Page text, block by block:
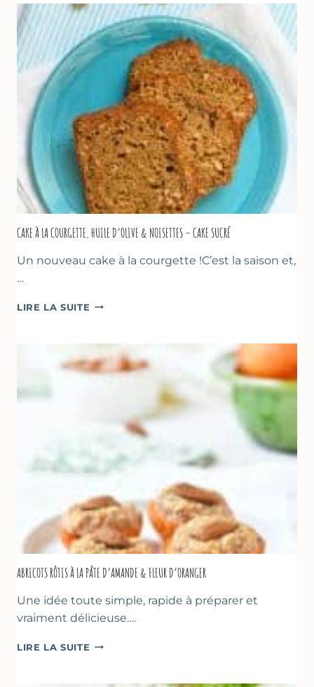
&
TOMATES
AU
THYM
CAKE À LA COURGETTE, HUILE D’OLIVE & NOISETTES – CAKE SUCRÉ
Un nouveau cake à la courgette !C’est la saison et,
…
LIRE LA SUITE CAKE
COURGETTE,
HUILE
D’OLIVE
ABRICOTS RÔTIS À LA PÂTE D’AMANDE & FLEUR D’ORANGER
Une idée toute simple, rapide à préparer et
vraiment délicieuse….
LIRE LA SUITE ABRICOTS